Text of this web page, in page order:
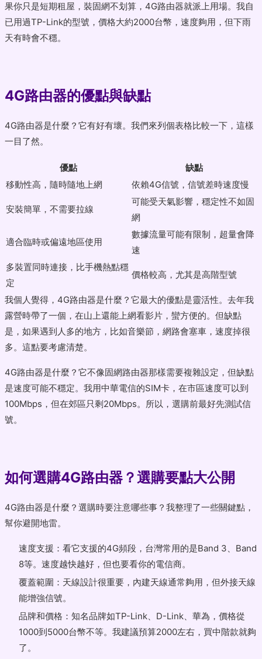
果你只是短期租屋，裝固網不划算，4G路由器就派上用場。我自
已用過TP-Link的型號，價格大約2000台幣，速度夠用，但下雨
天有時會不穩。
4G路由器的優點與缺點
4G路由器是什麼？它有好有壞。我們來列個表格比較一下，這樣
一目了然。
優點
缺點
移動性高，隨時隨地上網
依賴4G信號，信號差時速度慢
安裝簡單，不需要拉線
可能受天氣影響，穩定性不如固
網
適合臨時或偏遠地區使用
數據流量可能有限制，超量會降
速
多裝置同時連接，比手機熱點穩
定
價格較高，尤其是高階型號
我個人覺得，4G路由器是什麼？它最大的優點是靈活性。去年我
露營時帶了一個，在山上還能上網看影片，蠻方便的。但缺點
是，如果遇到人多的地方，比如音樂節，網路會塞車，速度掉很
多。這點要考慮清楚。
4G路由器是什麼？它不像固網路由器那樣需要複雜設定，但缺點
是速度可能不穩定。我用中華電信的SIM卡，在市區速度可以到
100Mbps，但在郊區只剩20Mbps。所以，選購前最好先測試信
號。
如何選購4G路由器？選購要點大公開
4G路由器是什麼？選購時要注意哪些事？我整理了一些關鍵點，
幫你避開地雷。
速度支援：看它支援的4G頻段，台灣常用的是Band 3、Band
8等。速度越快越好，但也要看你的電信商。
覆蓋範圍：天線設計很重要，內建天線通常夠用，但外接天線
能增強信號。
品牌和價格：知名品牌如TP-Link、D-Link、華為，價格從
1000到5000台幣不等。我建議預算2000左右，買中階款就夠
了。